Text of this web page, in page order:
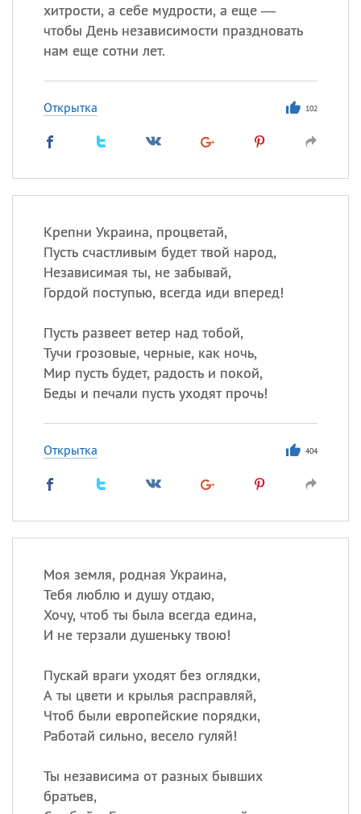
хитрости, а себе мудрости, а еще —
чтобы День независимости праздновать
нам еще сотни лет.
Открытка 102
Крепни Украина, процветай,
Пусть счастливым будет твой народ,
Независимая ты, не забывай,
Гордой поступью, всегда иди вперед!
Пусть развеет ветер над тобой,
Тучи грозовые, черные, как ночь,
Мир пусть будет, радость и покой,
Беды и печали пусть уходят прочь!
Открытка 404
Моя земля, родная Украина,
Тебя люблю и душу отдаю,
Хочу, чтоб ты была всегда едина,
И не терзали душеньку твою!
Пускай враги уходят без оглядки,
А ты цвети и крылья расправляй,
Чтоб были европейские порядки,
Работай сильно, весело гуляй!
Ты независима от разных бывших
братьев,